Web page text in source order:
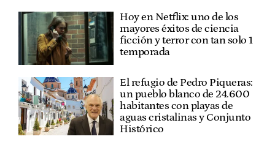
Hoy en Netflix: uno de los
mayores éxitos de ciencia
ficción y terror con tan solo 1
temporada
El refugio de Pedro Piqueras:
un pueblo blanco de 24.600
habitantes con playas de
aguas cristalinas y Conjunto
Histórico